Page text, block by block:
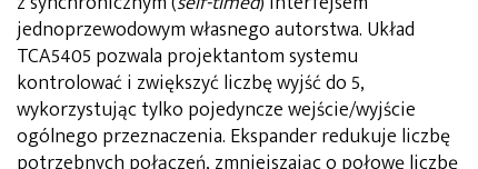
jednoprzewodowym własnego autorstwa. Układ
TCA5405 pozwala projektantom systemu
kontrolować i zwiększyć liczbę wyjść do 5,
wykorzystując tylko pojedyncze wejście/wyjście
ogólnego przeznaczenia. Ekspander redukuje liczbę